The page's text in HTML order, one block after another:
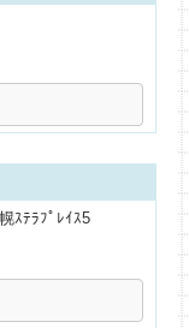
ｽﾃﾗﾌﾟﾚｲｽ5